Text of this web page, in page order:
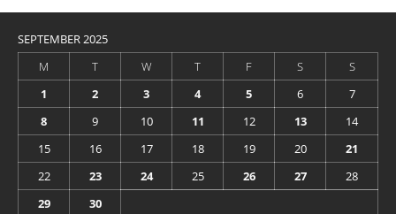
SEPTEMBER 2025
M
T W T F S
S
1
2 3 4 5 6
7
8
9 10 11 12 13
14
15
16 17 18 19 20
21
22
23 24 25 26 27
28
29
30